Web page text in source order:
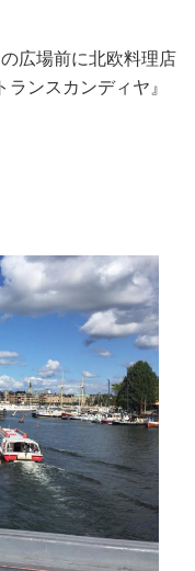
広場前に北欧料理店
ンスカンディヤ』